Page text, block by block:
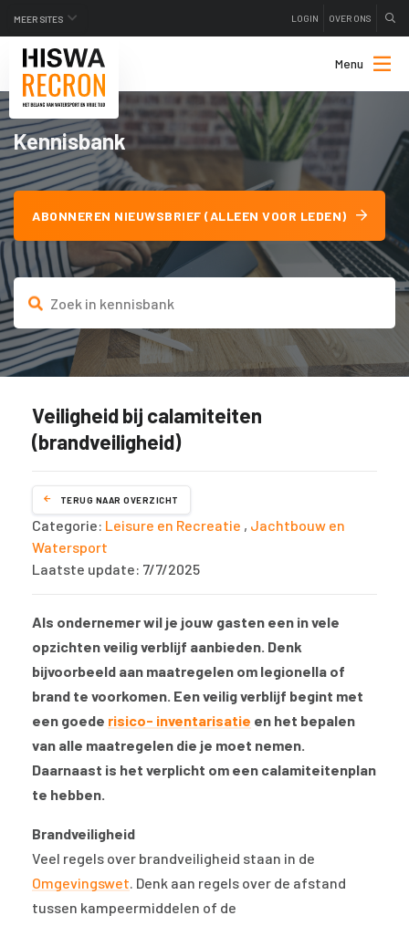
MEER SITES LOGIN OVER ONS
Menu
Kennisbank
ABONNEREN NIEUWSBRIEF (ALLEEN VOOR LEDEN)
Veiligheid bij calamiteiten
(brandveiligheid)
TERUG NAAR OVERZICHT
Categorie: Leisure en Recreatie , Jachtbouw en
Watersport
Laatste update: 7/7/2025
Als ondernemer wil je jouw gasten een in vele
opzichten veilig verblijf aanbieden. Denk
bijvoorbeeld aan maatregelen om legionella of
brand te voorkomen. Een veilig verblijf begint met
een goede risico- inventarisatie en het bepalen
van alle maatregelen die je moet nemen.
Daarnaast is het verplicht om een calamiteitenplan
te hebben.
Brandveiligheid
Veel regels over brandveiligheid staan in de
Omgevingswet. Denk aan regels over de afstand
tussen kampeermiddelen of de